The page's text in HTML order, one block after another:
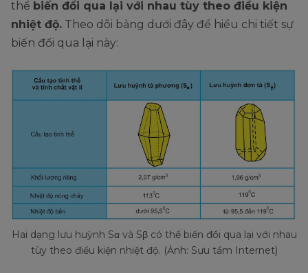
thể biến đổi qua lại với nhau tùy theo điều kiện
nhiệt độ. Theo dõi bảng dưới đây để hiểu chi tiết sự
biến đổi qua lại này:
Hai dạng lưu huỳnh Sα và Sβ có thể biến đổi qua lại với nhau
tùy theo điều kiện nhiệt độ. (Ảnh: Sưu tầm Internet)